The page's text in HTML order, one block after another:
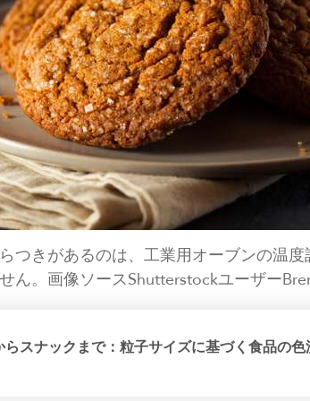
つきがあるのは、工業用オーブンの温
ん。画像ソースShutterstockユーザー
らスナックまで：粒子サイズに基づく食品の